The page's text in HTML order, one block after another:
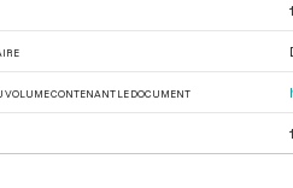
VOLUME CONTENANT LE DOCUMENT